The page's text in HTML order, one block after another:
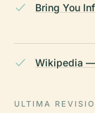
Bring You
Wikipedia —
ULTIMA